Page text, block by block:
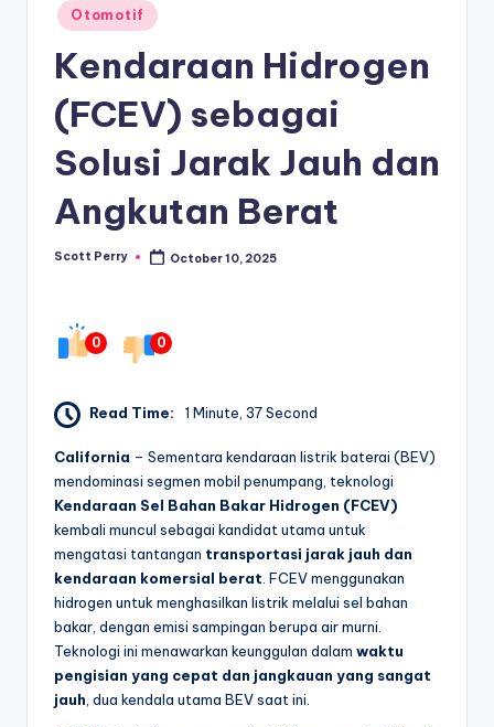
Posted
in
Otomotif
Kendaraan Hidrogen
(FCEV) sebagai
Solusi Jarak Jauh dan
Angkutan Berat
Posted
Scott Perry October 10, 2025
0 0
Read Time: 1 Minute, 37 Second
California – Sementara kendaraan listrik baterai (BEV)
mendominasi segmen mobil penumpang, teknologi
Kendaraan Sel Bahan Bakar Hidrogen (FCEV)
kembali muncul sebagai kandidat utama untuk
mengatasi tantangan transportasi jarak jauh dan
kendaraan komersial berat . FCEV menggunakan
hidrogen untuk menghasilkan listrik melalui sel bahan
bakar, dengan emisi sampingan berupa air murni.
Teknologi ini menawarkan keunggulan dalam waktu
pengisian yang cepat dan jangkauan yang sangat
jauh , dua kendala utama BEV saat ini.